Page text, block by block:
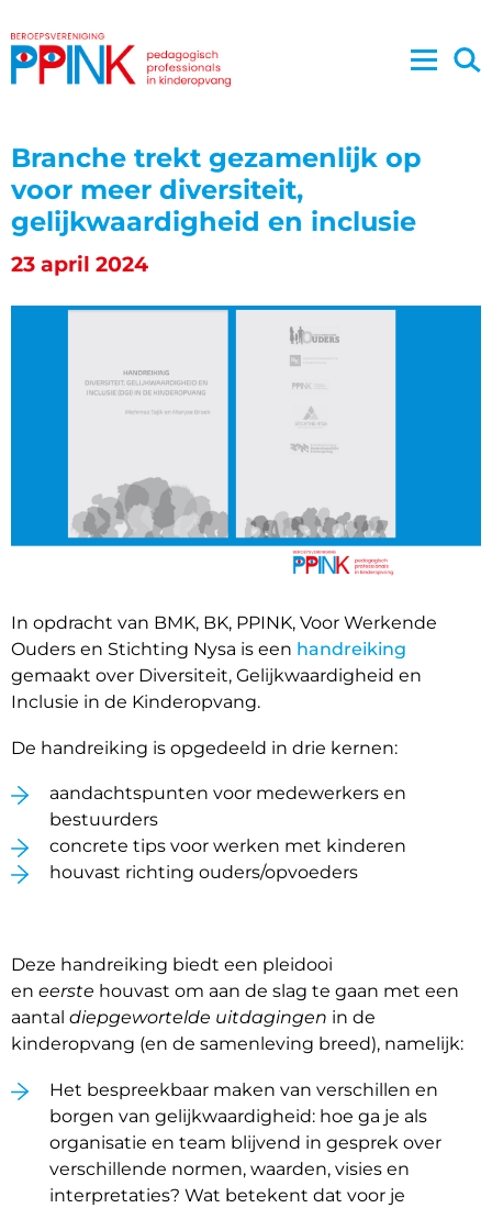
Branche trekt gezamenlijk op
voor meer diversiteit,
gelijkwaardigheid en inclusie
23 april 2024
In opdracht van BMK, BK, PPINK, Voor Werkende
Ouders en Stichting Nysa is een handreiking
gemaakt over Diversiteit, Gelijkwaardigheid en
Inclusie in de Kinderopvang.
De handreiking is opgedeeld in drie kernen:
aandachtspunten voor medewerkers en
bestuurders
concrete tips voor werken met kinderen
houvast richting ouders/opvoeders
Deze handreiking biedt een pleidooi
en eerste houvast om aan de slag te gaan met een
aantal diepgewortelde uitdagingen in de
kinderopvang (en de samenleving breed), namelijk:
Het bespreekbaar maken van verschillen en
borgen van gelijkwaardigheid: hoe ga je als
organisatie en team blijvend in gesprek over
verschillende normen, waarden, visies en
interpretaties? Wat betekent dat voor je